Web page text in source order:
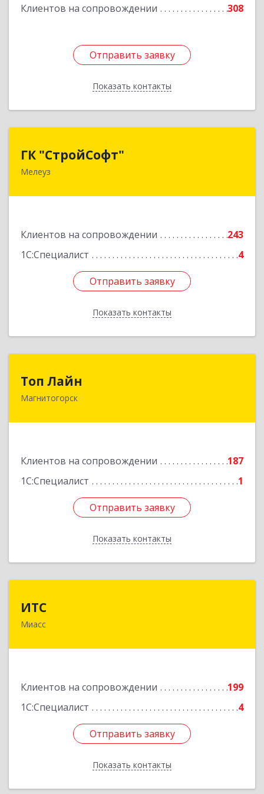
Клиентов на сопровождении 308
Отправить заявку
Показать контакты
Подробнее
Отправить заявку
Назад
ГК "СтройСофт"
Мелеуз
Клиентов на сопровождении
243
1С:Специалист
4
Отправить заявку
Показать контакты
453852, Башкортостан Респ, Мелеуз г, Ленина
Отправить заявку
Назад
Топ Лайн
Магнитогорск
Клиентов на сопровождении
187
1С:Специалист
1
Отправить заявку
Показать контакты
454000, Челябинская обл, Магнитогорск г,
Отправить заявку
Назад
ИТС
Миасс
Клиентов на сопровождении
199
1С:Специалист
4
Отправить заявку
Показать контакты
456300, Челябинская обл, Миасс г, Романенко
Отправить заявку
Назад